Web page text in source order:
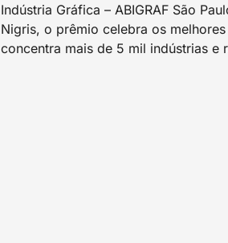
Indústria Gráfica – ABIGRAF São
Nigris, o prêmio celebra os
concentra mais de 5 mil indústrias